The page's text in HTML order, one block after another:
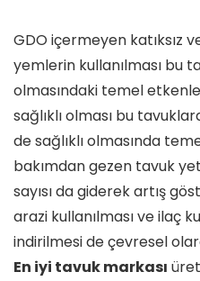
GDO içermeyen katıksız
yemlerin kullanılması bu
olmasındaki temel
sağlıklı olması bu
de sağlıklı olmasında
bakımdan gezen tavuk
sayısı da giderek artış
arazi kullanılması ve ilaç
indirilmesi de çevresel
En iyi tavuk markası